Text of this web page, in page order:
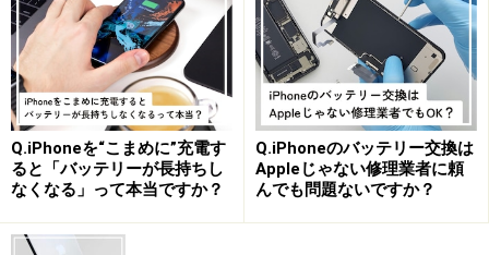
Q.iPhoneを“こまめに”充電す
ると「バッテリーが長持ちし
なくなる」って本当ですか？
Q.iPhoneのバッテリー交換は
Appleじゃない修理業者に頼
んでも問題ないですか？